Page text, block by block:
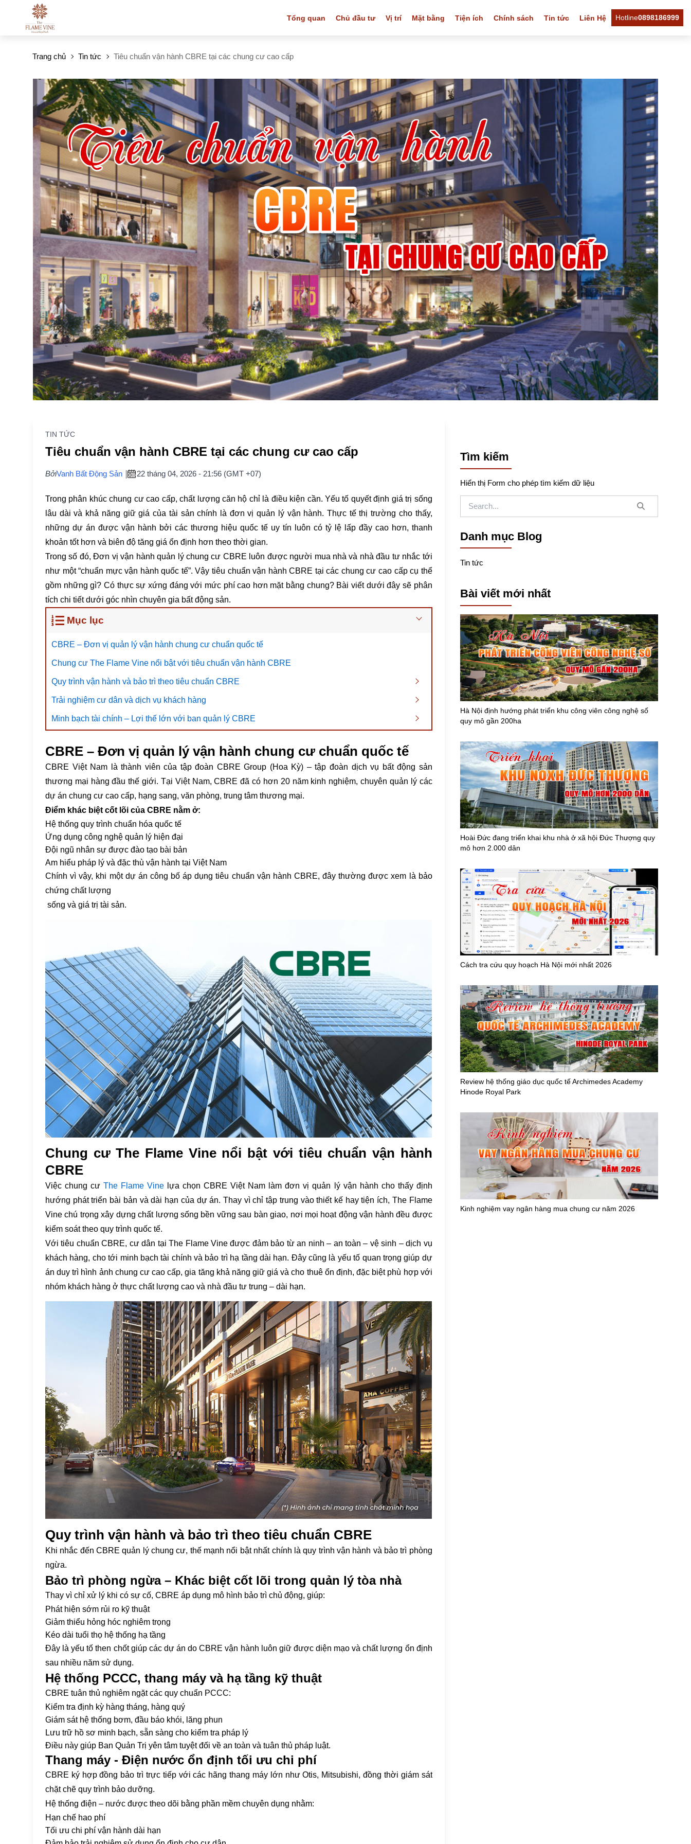
Tổng quan Chủ đầu tư Vị trí Mặt bằng Tiện ích Chính sách Tin tức Liên Hệ Hotline0898186999
Trang chủ Tin tức Tiêu chuẩn vận hành CBRE tại các chung cư cao cấp
TIN TỨC
Tiêu chuẩn vận hành CBRE tại các chung cư cao cấp
BởiVanh Bất Động Sản 22 tháng 04, 2026 - 21:56 (GMT +07)
Trong phân khúc chung cư cao cấp, chất lượng căn hộ chỉ là điều kiện cần. Yếu tố quyết định giá trị sống
lâu dài và khả năng giữ giá của tài sản chính là đơn vị quản lý vận hành. Thực tế thị trường cho thấy,
những dự án được vận hành bởi các thương hiệu quốc tế uy tín luôn có tỷ lệ lấp đầy cao hơn, thanh
khoản tốt hơn và biên độ tăng giá ổn định hơn theo thời gian.
Trong số đó, Đơn vị vận hành quản lý chung cư CBRE luôn được người mua nhà và nhà đầu tư nhắc tới
như một “chuẩn mực vận hành quốc tế”. Vậy tiêu chuẩn vận hành CBRE tại các chung cư cao cấp cụ thể
gồm những gì? Có thực sự xứng đáng với mức phí cao hơn mặt bằng chung? Bài viết dưới đây sẽ phân
tích chi tiết dưới góc nhìn chuyên gia bất động sản.
Mục lục
CBRE – Đơn vị quản lý vận hành chung cư chuẩn quốc tế
Chung cư The Flame Vine nổi bật với tiêu chuẩn vận hành CBRE
Quy trình vận hành và bảo trì theo tiêu chuẩn CBRE
Trải nghiệm cư dân và dịch vụ khách hàng
Minh bạch tài chính – Lợi thế lớn với ban quản lý CBRE
CBRE – Đơn vị quản lý vận hành chung cư chuẩn quốc tế
CBRE Việt Nam là thành viên của tập đoàn CBRE Group (Hoa Kỳ) – tập đoàn dịch vụ bất động sản
thương mại hàng đầu thế giới. Tại Việt Nam, CBRE đã có hơn 20 năm kinh nghiệm, chuyên quản lý các
dự án chung cư cao cấp, hạng sang, văn phòng, trung tâm thương mại.
Điểm khác biệt cốt lõi của CBRE nằm ở:
Hệ thống quy trình chuẩn hóa quốc tế
Ứng dụng công nghệ quản lý hiện đại
Đội ngũ nhân sự được đào tạo bài bản
Am hiểu pháp lý và đặc thù vận hành tại Việt Nam
Chính vì vậy, khi một dự án công bố áp dụng tiêu chuẩn vận hành CBRE, đây thường được xem là bảo
chứng chất lượng
sống và giá trị tài sản.
Chung cư The Flame Vine nổi bật với tiêu chuẩn vận hành
CBRE
Việc chung cưThe Flame Vine lựa chọn CBRE Việt Nam làm đơn vị quản lý vận hành cho thấy định
hướng phát triển bài bản và dài hạn của dự án. Thay vì chỉ tập trung vào thiết kế hay tiện ích, The Flame
Vine chú trọng xây dựng chất lượng sống bền vững sau bàn giao, nơi mọi hoạt động vận hành đều được
kiểm soát theo quy trình quốc tế.
Với tiêu chuẩn CBRE, cư dân tại The Flame Vine được đảm bảo từ an ninh – an toàn – vệ sinh – dịch vụ
khách hàng, cho tới minh bạch tài chính và bảo trì hạ tầng dài hạn. Đây cũng là yếu tố quan trọng giúp dự
án duy trì hình ảnh chung cư cao cấp, gia tăng khả năng giữ giá và cho thuê ổn định, đặc biệt phù hợp với
nhóm khách hàng ở thực chất lượng cao và nhà đầu tư trung – dài hạn.
Quy trình vận hành và bảo trì theo tiêu chuẩn CBRE
Khi nhắc đến CBRE quản lý chung cư, thế mạnh nổi bật nhất chính là quy trình vận hành và bảo trì phòng
ngừa.
Bảo trì phòng ngừa – Khác biệt cốt lõi trong quản lý tòa nhà
Thay vì chỉ xử lý khi có sự cố, CBRE áp dụng mô hình bảo trì chủ động, giúp:
Phát hiện sớm rủi ro kỹ thuật
Giảm thiểu hỏng hóc nghiêm trọng
Kéo dài tuổi thọ hệ thống hạ tầng
Đây là yếu tố then chốt giúp các dự án do CBRE vận hành luôn giữ được diện mạo và chất lượng ổn định
sau nhiều năm sử dụng.
Hệ thống PCCC, thang máy và hạ tầng kỹ thuật
CBRE tuân thủ nghiêm ngặt các quy chuẩn PCCC:
Kiểm tra định kỳ hàng tháng, hàng quý
Giám sát hệ thống bơm, đầu báo khói, lăng phun
Lưu trữ hồ sơ minh bạch, sẵn sàng cho kiểm tra pháp lý
Điều này giúp Ban Quản Trị yên tâm tuyệt đối về an toàn và tuân thủ pháp luật.
Thang máy - Điện nước ổn định tối ưu chi phí
CBRE ký hợp đồng bảo trì trực tiếp với các hãng thang máy lớn như Otis, Mitsubishi, đồng thời giám sát
chặt chẽ quy trình bảo dưỡng.
Hệ thống điện – nước được theo dõi bằng phần mềm chuyên dụng nhằm:
Hạn chế hao phí
Tối ưu chi phí vận hành dài hạn
Tìm kiếm
Hiển thị Form cho phép tìm kiếm dữ liệu
Danh mục Blog
Tin tức
Bài viết mới nhất
Hà Nội định hướng phát triển khu công viên công nghệ số
quy mô gần 200ha
Hoài Đức đang triển khai khu nhà ở xã hội Đức Thượng quy
mô hơn 2.000 dân
Cách tra cứu quy hoạch Hà Nội mới nhất 2026
Review hệ thống giáo dục quốc tế Archimedes Academy
Hinode Royal Park
Kinh nghiệm vay ngân hàng mua chung cư năm 2026